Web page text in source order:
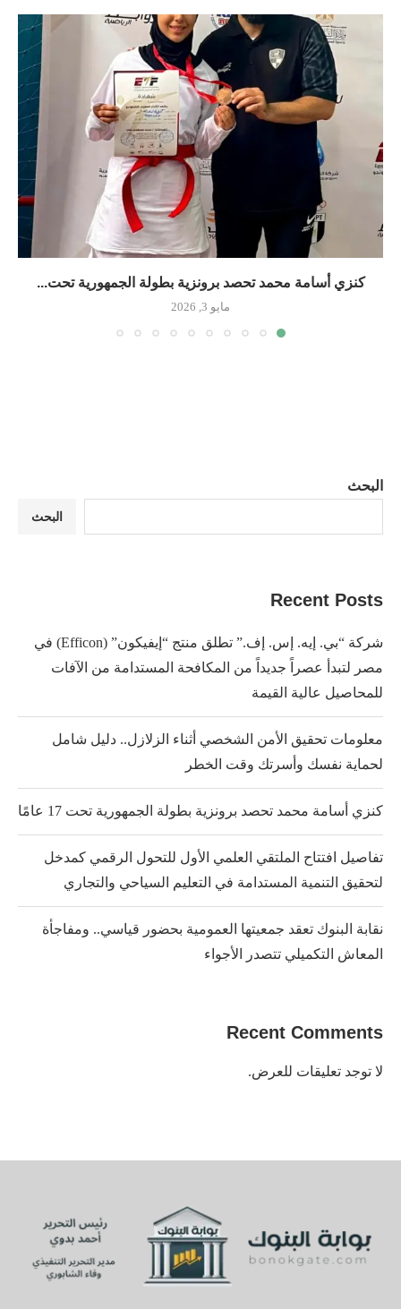
كنزي أسامة محمد تحصد برونزية بطولة الجمهورية تحت...
مايو 3, 2026
البحث
البحث
Recent Posts
شركة “بي. إيه. إس. إف.” تطلق منتج “إيفيكون” (Efficon) في
مصر لتبدأ عصراً جديداً من المكافحة المستدامة من الآفات
للمحاصيل عالية القيمة
معلومات تحقيق الأمن الشخصي أثناء الزلازل.. دليل شامل
لحماية نفسك وأسرتك وقت الخطر
كنزي أسامة محمد تحصد برونزية بطولة الجمهورية تحت 17 عامًا
تفاصيل افتتاح الملتقي العلمي الأول للتحول الرقمي كمدخل
لتحقيق التنمية المستدامة في التعليم السياحي والتجاري
نقابة البنوك تعقد جمعيتها العمومية بحضور قياسي.. ومفاجأة
المعاش التكميلي تتصدر الأجواء
Recent Comments
لا توجد تعليقات للعرض.